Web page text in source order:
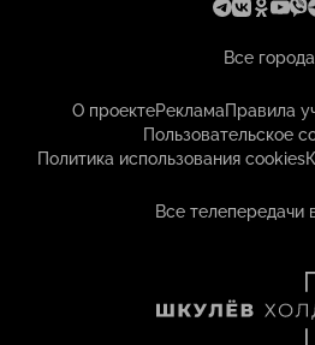
Все города
О проектеРекламаПравила
Пользовательское
Политика использования cookies
Все телепередачи